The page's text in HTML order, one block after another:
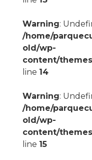
Warning:
/home/
old/wp-
content/
line 14
Warning:
/home/
old/wp-
content/
line 15